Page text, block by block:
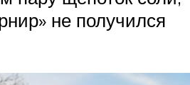
не получился